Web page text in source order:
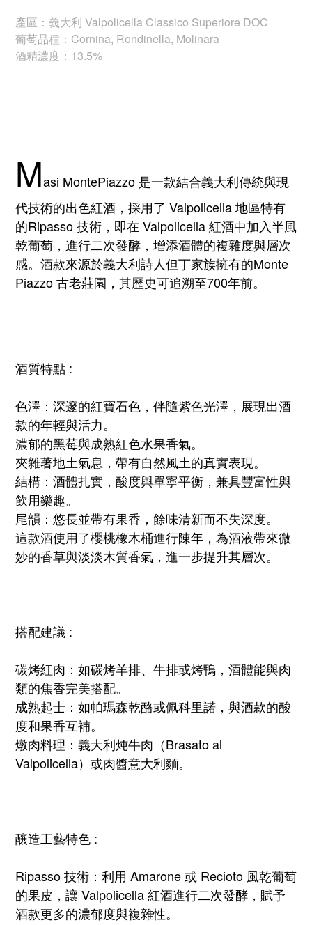
產區：義大利 Valpolicella Classico Superiore DOC
葡萄品種：Cornina, Rondinella, Molinara
酒精濃度：13.5%
Masi MontePiazzo 是一款結合義大利傳統與現
代技術的出色紅酒，採用了 Valpolicella 地區特有
的Ripasso 技術，即在 Valpolicella 紅酒中加入半風
乾葡萄，進行二次發酵，增添酒體的複雜度與層次
感。酒款來源於義大利詩人但丁家族擁有的Monte
Piazzo 古老莊園，其歷史可追溯至700年前。
酒質特點 :
色澤：深邃的紅寶石色，伴隨紫色光澤，展現出酒
款的年輕與活力。
濃郁的黑莓與成熟紅色水果香氣。
夾雜著地土氣息，帶有自然風土的真實表現。
結構：酒體扎實，酸度與單寧平衡，兼具豐富性與
飲用樂趣。
尾韻：悠長並帶有果香，餘味清新而不失深度。
這款酒使用了櫻桃橡木桶進行陳年，為酒液帶來微
妙的香草與淡淡木質香氣，進一步提升其層次。
搭配建議 :
碳烤紅肉：如碳烤羊排、牛排或烤鴨，酒體能與肉
類的焦香完美搭配。
成熟起士：如帕瑪森乾酪或佩科里諾，與酒款的酸
度和果香互補。
燉肉料理：義大利炖牛肉（Brasato al
Valpolicella）或肉醬意大利麵。
釀造工藝特色 :
Ripasso 技術：利用 Amarone 或 Recioto 風乾葡萄
的果皮，讓 Valpolicella 紅酒進行二次發酵，賦予
酒款更多的濃郁度與複雜性。